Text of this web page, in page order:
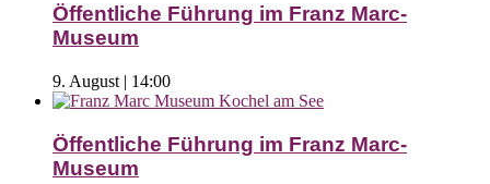
Öffentliche Führung im Franz Marc-
Museum
9. August | 14:00
Öffentliche Führung im Franz Marc-
Museum